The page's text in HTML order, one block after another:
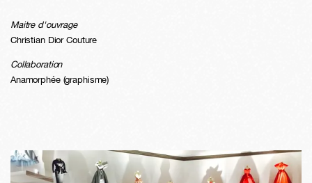
Maitre d'ouvrage
Christian Dior Couture
Collaboration
Anamorphée (graphisme)